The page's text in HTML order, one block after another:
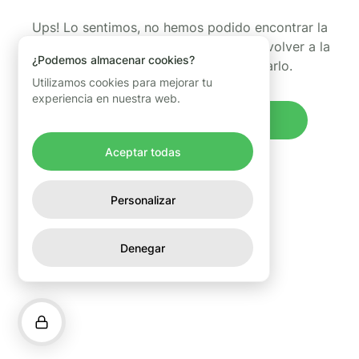
Ups! Lo sentimos, no hemos podido encontrar la
página que estabas buscando. Puedes volver a la
página de inicio y volver a intentarlo.
¿Podemos almacenar cookies?
Utilizamos cookies para mejorar tu
experiencia en nuestra web.
Aceptar todas
Personalizar
Denegar